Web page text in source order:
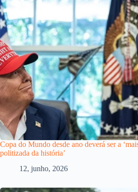
Copa do Mundo desde ano deverá ser a
politizada da história’
12, junho, 2026